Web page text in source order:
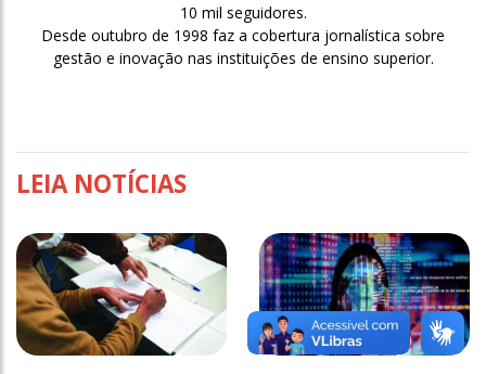
10 mil seguidores.
Desde outubro de 1998 faz a cobertura jornalística sobre
gestão e inovação nas instituições de ensino superior.
LEIA NOTÍCIAS